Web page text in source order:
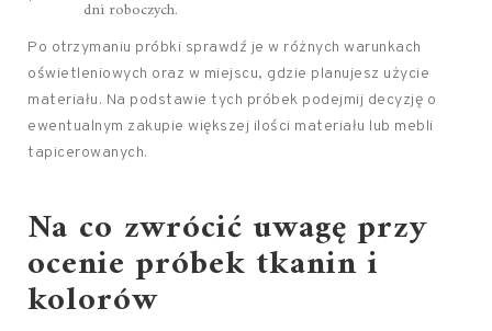
dni roboczych.
Po otrzymaniu próbki sprawdź je w różnych warunkach
oświetleniowych oraz w miejscu, gdzie planujesz użycie
materiału. Na podstawie tych próbek podejmij decyzję o
ewentualnym zakupie większej ilości materiału lub mebli
tapicerowanych.
Na co zwrócić uwagę przy
ocenie próbek tkanin i
kolorów